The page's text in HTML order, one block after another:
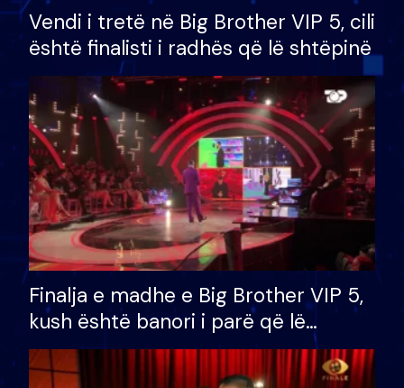
Vendi i tretë në Big Brother VIP 5, cili
është finalisti i radhës që lë shtëpinë
Finalja e madhe e Big Brother VIP 5,
kush është banori i parë që lë
shtëpinë dhe humb mundësinë për
të fituar çmimin e madh